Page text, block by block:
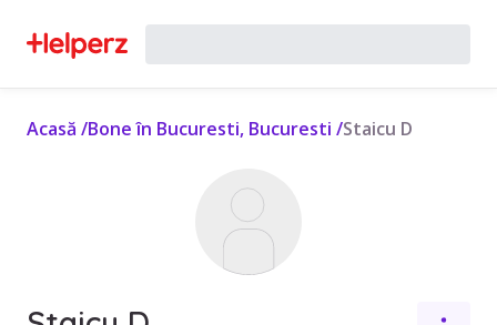
Acasă /Bone în Bucuresti, Bucuresti /Staicu D